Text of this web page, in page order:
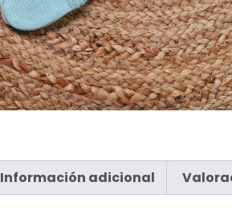
Información adicional